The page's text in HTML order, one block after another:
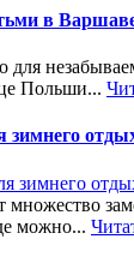
в
для
Польши...
зимнего
множество
можно...